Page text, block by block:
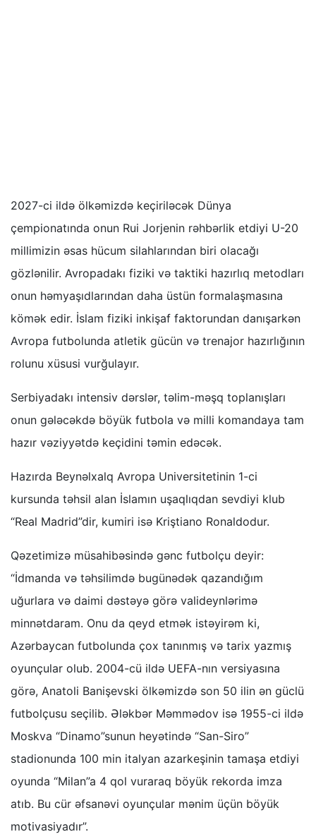
2027-ci ildə ölkəmizdə keçiriləcək Dünya
çempionatında onun Rui Jorjenin rəhbərlik etdiyi U-20
millimizin əsas hücum silahlarından biri olacağı
gözlənilir. Avropadakı fiziki və taktiki hazırlıq metodları
onun həmyaşıdlarından daha üstün formalaşmasına
kömək edir. İslam fiziki inkişaf faktorundan danışarkən
Avropa futbolunda atletik gücün və trenajor hazırlığının
rolunu xüsusi vurğulayır.
Serbiyadakı intensiv dərslər, təlim-məşq toplanışları
onun gələcəkdə böyük futbola və milli komandaya tam
hazır vəziyyətdə keçidini təmin edəcək.
Hazırda Beynəlxalq Avropa Universitetinin 1-ci
kursunda təhsil alan İslamın uşaqlıqdan sevdiyi klub
“Real Madrid”dir, kumiri isə Kriştiano Ronaldodur.
Qəzetimizə müsahibəsində gənc futbolçu deyir:
“İdmanda və təhsilimdə bugünədək qazandığım
uğurlara və daimi dəstəyə görə valideynlərimə
minnətdaram. Onu da qeyd etmək istəyirəm ki,
Azərbaycan futbolunda çox tanınmış və tarix yazmış
oyunçular olub. 2004-cü ildə UEFA-nın versiyasına
görə, Anatoli Banişevski ölkəmizdə son 50 ilin ən güclü
futbolçusu seçilib. Ələkbər Məmmədov isə 1955-ci ildə
Moskva “Dinamo”sunun heyətində “San-Siro”
stadionunda 100 min italyan azarkeşinin tamaşa etdiyi
oyunda “Milan”a 4 qol vuraraq böyük rekorda imza
atıb. Bu cür əfsanəvi oyunçular mənim üçün böyük
motivasiyadır”.